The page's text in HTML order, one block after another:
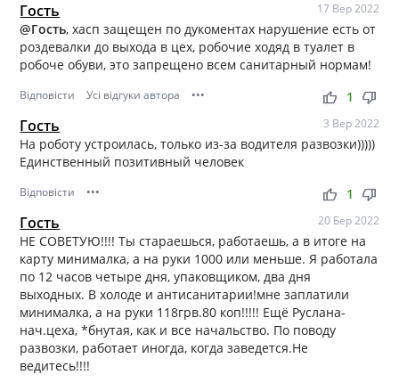
Гость 17 Вер 2022
@Гость, хасп защещен по дукоментах нарушение есть от
роздевалки до выхода в цех, робочие ходяд в туалет в
робоче обуви, это запрещено всем санитарный нормам!
Відповісти Усі відгуки автора ••• thumb_up thumb_down
1
Гость 3 Вер 2022
На роботу устроилась, только из-за водителя развозки)))))
Единственный позитивный человек
Відповісти ••• thumb_up thumb_down
1
Гость 20 Бер 2022
НЕ СОВЕТУЮ!!!! Ты стараешься, работаешь, а в итоге на
карту минималка, а на руки 1000 или меньше. Я работала
по 12 часов четыре дня, упаковщиком, два дня
выходных. В холоде и антисанитарии!мне заплатили
минималка, а на руки 118грв.80 коп!!!!! Ещё Руслана-
нач.цеха, *бнутая, как и все начальство. По поводу
развозки, работает иногда, когда заведется.Не
ведитесь!!!!